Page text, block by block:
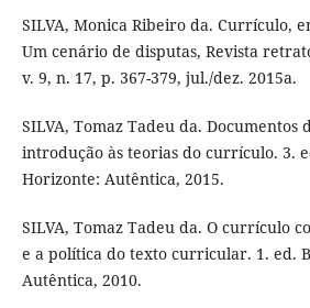
SILVA, Monica Ribeiro da. Currículo,
Um cenário de disputas, Revista
v. 9, n. 17, p. 367-379, jul./dez. 2015a.
SILVA, Tomaz Tadeu da. Documentos
introdução às teorias do currículo. 3.
Horizonte: Autêntica, 2015.
SILVA, Tomaz Tadeu da. O currículo
e a política do texto curricular. 1. ed.
Autêntica, 2010.